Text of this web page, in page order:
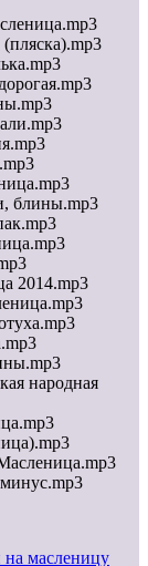
блины.mp3
2014.mp3
народная
масленицу